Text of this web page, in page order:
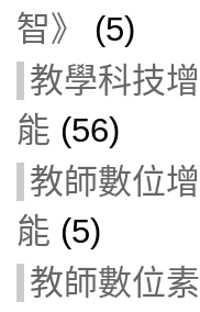
智》
(5)
教學科技增
能 (56)
教師數位增
能 (5)
教師數位素